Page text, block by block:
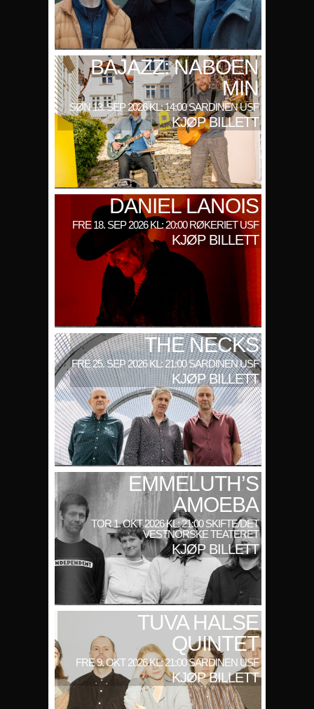
BAJAZZ: NABOEN
MIN
SØN 13. SEP 2026 KL: 14:00 SARDINEN USF
KJØP BILLETT
DANIEL LANOIS
FRE 18. SEP 2026 KL: 20:00 RØKERIET USF
KJØP BILLETT
THE NECKS
FRE 25. SEP 2026 KL: 21:00 SARDINEN USF
KJØP BILLETT
EMMELUTH’S
AMOEBA
TOR 1. OKT 2026 KL: 21:00 SKIFTE/DET
VESTNORSKE TEATERET
KJØP BILLETT
TUVA HALSE
QUINTET
FRE 9. OKT 2026 KL: 21:00 SARDINEN USF
KJØP BILLETT